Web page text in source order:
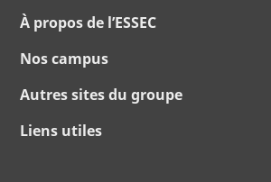
À propos de l’ESSEC
Nos campus
Autres sites du groupe
Liens utiles